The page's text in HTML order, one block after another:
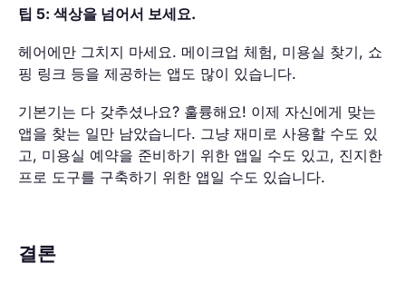
팁 5: 색상을 넘어서 보세요.
헤어에만 그치지 마세요. 메이크업 체험, 미용실 찾기, 쇼
핑 링크 등을 제공하는 앱도 많이 있습니다.
기본기는 다 갖추셨나요? 훌륭해요! 이제 자신에게 맞는
앱을 찾는 일만 남았습니다. 그냥 재미로 사용할 수도 있
고, 미용실 예약을 준비하기 위한 앱일 수도 있고, 진지한
프로 도구를 구축하기 위한 앱일 수도 있습니다.
결론